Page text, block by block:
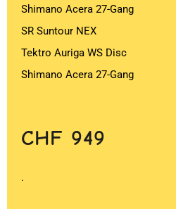
Shimano Acera 27-Gang
SR Suntour NEX
Tektro Auriga WS Disc
Shimano Acera 27-Gang
CHF 949
.